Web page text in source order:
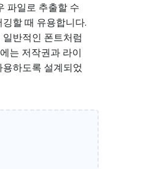
파일로 추출할 수
할 때 유용합니다.
반적인 폰트처럼
는 저작권과 라이
하도록 설계되었